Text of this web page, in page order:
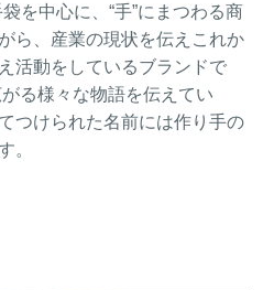
を中心に、“手”にまつわる商
ら、産業の現状を伝えこれか
活動をしているブランドで
る様々な物語を伝えてい
つけられた名前には作り手の
。